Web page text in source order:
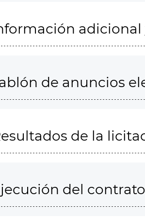
de anuncios
de la
del contrato